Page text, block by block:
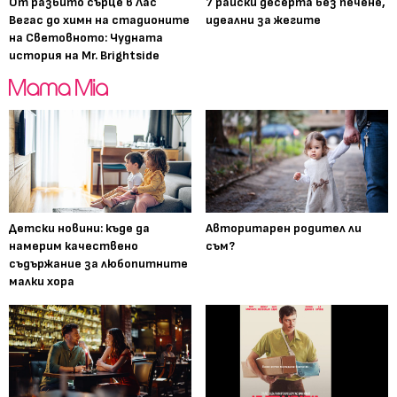
Вегас до химн на стадионите
на Световното: Чудната
история на Mr. Brightside
идеални за жегите
Детски новини: къде да
намерим качествено
съдържание за любопитните
малки хора
Авторитарен родител ли
съм?